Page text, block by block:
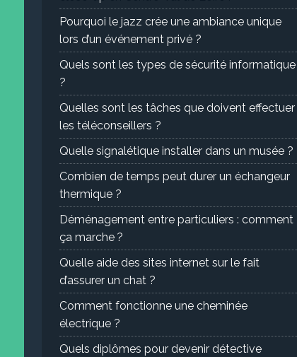
Pourquoi le jazz crée une ambiance unique
lors d’un événement privé ?
Quels sont les types de sécurité informatique
?
Quelles sont les tâches que doivent effectuer
les téléconseillers ?
Quelle signalétique installer dans un musée ?
Combien de temps peut durer un échangeur
thermique ?
Déménagement entre particuliers : comment
ça marche ?
Quelle aide des sites internet sur le fait
d’assurer un chat ?
Comment fonctionne une cheminée
électrique ?
Quels diplômes pour devenir détective